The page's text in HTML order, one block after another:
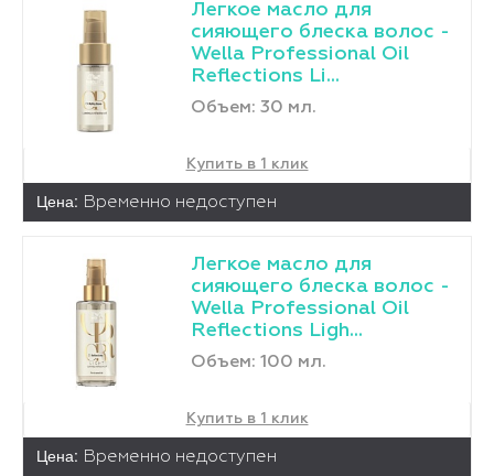
Легкое масло для
сияющего блеска волос -
Wella Professional Oil
Reflections Li...
Объем: 30 мл.
Купить в 1 клик
Цена: Временно недоступен
Легкое масло для
сияющего блеска волос -
Wella Professional Oil
Reflections Ligh...
Объем: 100 мл.
Купить в 1 клик
Цена: Временно недоступен